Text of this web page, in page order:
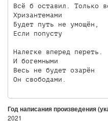
Всё б оставил. Только
Хризантемами
Будет путь не умощён,
Если попусту
Налегке вперед переть.
И богемными
Весь не будет озарён
Он свободами.
Год написания произведения
2021